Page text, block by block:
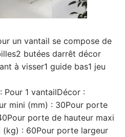
un vantail se compose de
butées darrêt décor
à visser1 guide bas1 jeu
Pour 1 vantailDécor :
mini (mm) : 30Pour porte
porte de hauteur maxi
(kg) : 60Pour porte largeur